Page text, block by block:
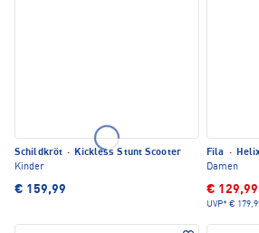
Schildkröt · Kickless Stunt Scooter
Kinder
€ 159,99
Fila ·
Damen
€ 129,99
UVP* €